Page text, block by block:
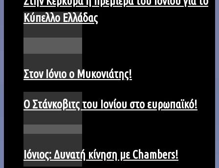
Κύπελλο Ελλάδας
O Στάνκοβιτς του Ιονίου στο ευρωπαϊκό!
Στον Ιόνιο ο Μυκονιάτης!
Ιόνιος: Δυνατή κίνηση με Chambers!